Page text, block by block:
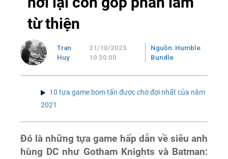
từ thiện
Tran
Huy
31/10/2023
10:30:00
Nguồn: Humble
Bundle
10 tựa game bom tấn được chờ đợi nhất của năm
2021
Đó là những tựa game hấp dẫn về siêu anh
hùng DC như Gotham Knights và Batman: